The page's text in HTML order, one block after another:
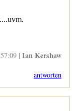
| Ian Kershaw
antworten